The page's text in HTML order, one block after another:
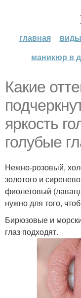
главная
маникюр в
Какие
яркость
голубые
Нежно-розовый,
золотого и
фиолетовый
нужно для того,
Бирюзовые и
глаз подходят.